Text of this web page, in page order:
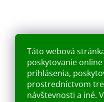
Táto webová
poskytovanie
prihlásenia,
prostredníctvom
návštevnosti a iné.